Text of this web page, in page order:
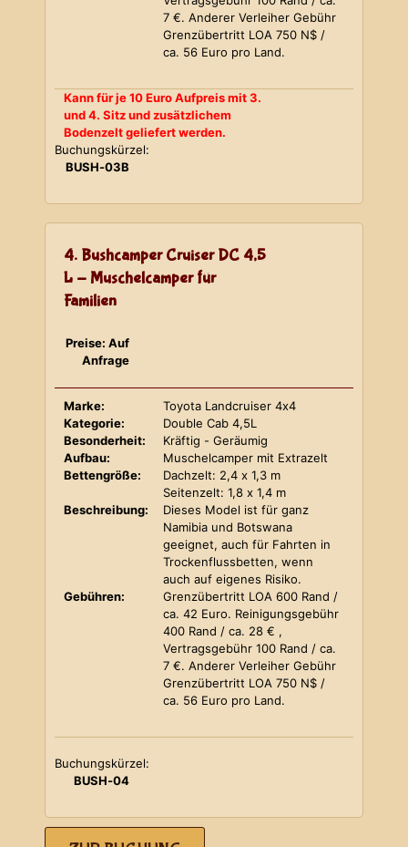
7 €. Anderer Verleiher Gebühr
Grenzübertritt LOA 750 N$ /
ca. 56 Euro pro Land.
Kann für je 10 Euro Aufpreis mit 3.
und 4. Sitz und zusätzlichem
Bodenzelt geliefert werden.
Buchungskürzel:
BUSH-03B
4. Bushcamper Cruiser DC 4,5
L - Muschelcamper für
Familien
Preise: Auf
Anfrage
Marke:
Toyota Landcruiser 4x4
Kategorie:
Double Cab 4,5L
Besonderheit:
Kräftig - Geräumig
Aufbau:
Muschelcamper mit Extrazelt
Bettengröße:
Dachzelt: 2,4 x 1,3 m
Seitenzelt: 1,8 x 1,4 m
Beschreibung:
Dieses Model ist für ganz
Namibia und Botswana
geeignet, auch für Fahrten in
Trockenflussbetten, wenn
auch auf eigenes Risiko.
Gebühren:
Grenzübertritt LOA 600 Rand /
ca. 42 Euro. Reinigungsgebühr
400 Rand / ca. 28 € ,
Vertragsgebühr 100 Rand / ca.
7 €. Anderer Verleiher Gebühr
Grenzübertritt LOA 750 N$ /
ca. 56 Euro pro Land.
Buchungskürzel:
BUSH-04